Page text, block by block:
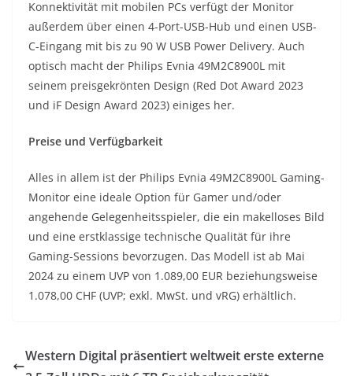
Konnektivität mit mobilen PCs verfügt der Monitor
außerdem über einen 4-Port-USB-Hub und einen USB-
C-Eingang mit bis zu 90 W USB Power Delivery. Auch
optisch macht der Philips Evnia 49M2C8900L mit
seinem preisgekrönten Design (Red Dot Award 2023
und iF Design Award 2023) einiges her.
Preise und Verfügbarkeit
Alles in allem ist der Philips Evnia 49M2C8900L Gaming-
Monitor eine ideale Option für Gamer und/oder
angehende Gelegenheitsspieler, die ein makelloses Bild
und eine erstklassige technische Qualität für ihre
Gaming-Sessions bevorzugen. Das Modell ist ab Mai
2024 zu einem UVP von 1.089,00 EUR beziehungsweise
1.078,00 CHF (UVP; exkl. MwSt. und vRG) erhältlich.
Western Digital präsentiert weltweit erste externe